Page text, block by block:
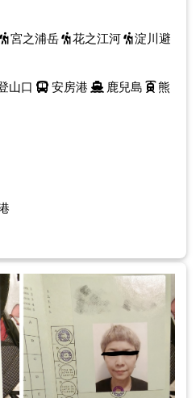
宮之浦岳 花之江河
淀川避
山口 安房港 鹿兒島
熊